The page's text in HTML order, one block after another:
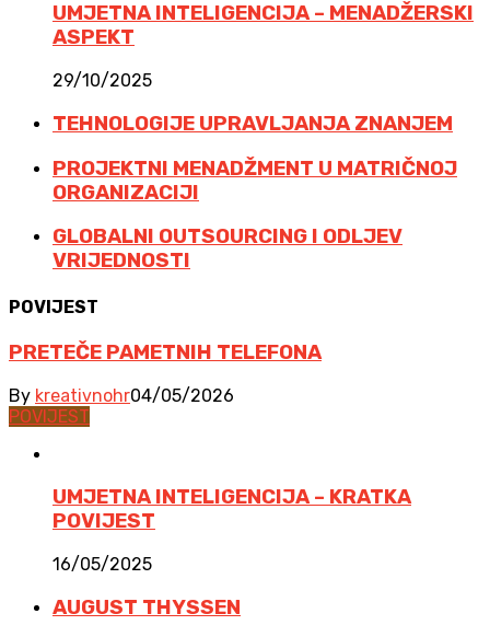
UMJETNA INTELIGENCIJA – MENADŽERSKI
ASPEKT
29/10/2025
TEHNOLOGIJE UPRAVLJANJA ZNANJEM
PROJEKTNI MENADŽMENT U MATRIČNOJ
ORGANIZACIJI
GLOBALNI OUTSOURCING I ODLJEV
VRIJEDNOSTI
POVIJEST
PRETEČE PAMETNIH TELEFONA
By kreativnohr04/05/2026
POVIJEST
UMJETNA INTELIGENCIJA – KRATKA
POVIJEST
16/05/2025
AUGUST THYSSEN